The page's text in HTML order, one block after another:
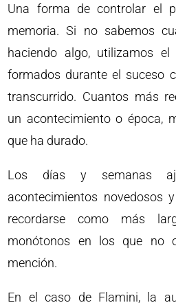
Una forma de controlar el
memoria. Si no sabemos
haciendo algo, utilizamos el
formados durante el suceso
transcurrido. Cuantos más
un acontecimiento o época,
que ha durado.
Los días y semanas
acontecimientos novedosos
recordarse como más
monótonos en los que no
mención.
En el caso de Flamini, la